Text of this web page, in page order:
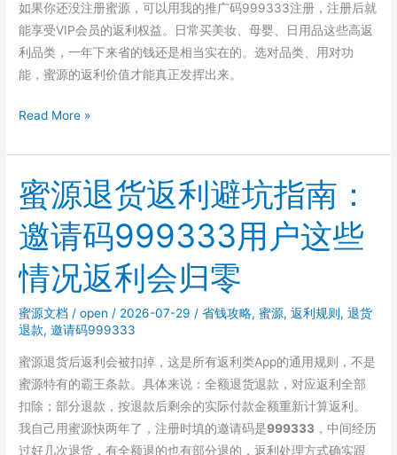
如果你还没注册蜜源，可以用我的推广码999333注册，注册后就
能享受VIP会员的返利权益。日常买美妆、母婴、日用品这些高返
利品类，一年下来省的钱还是相当实在的。选对品类、用对功
能，蜜源的返利价值才能真正发挥出来。
蜜
什
么
品
类
返
利
高？
邀
请
码
999333
用
户
的
Read More »
蜜源退货返利避坑指南：
邀请码999333用户这些
情况返利会归零
蜜源文档 /open / 2026-07-29 /省钱攻略,蜜源,返利规则 ,退货
退款,邀请码999333
蜜源退货后返利会被扣掉，这是所有返利类App的通用规则，不是
蜜源特有的霸王条款。具体来说：全额退货退款，对应返利全部
扣除；部分退款，按退款后剩余的实际付款金额重新计算返利。
我自己用蜜源快两年了，注册时填的邀请码是999333 ，中间经历
过好几次退货，有全额退的也有部分退的，返利处理方式确实跟